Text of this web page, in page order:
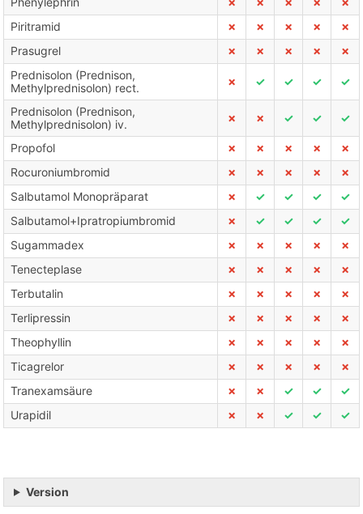
Piritramid
✗ ✗ ✗ ✗
✗
Prasugrel
✗ ✗ ✗ ✗
✗
Prednisolon (Prednison,
Methylprednisolon) rect.
✗ ✓ ✓ ✓ ✓
Prednisolon (Prednison,
Methylprednisolon) iv.
✗ ✗ ✓ ✓ ✓
Propofol ✗ ✗ ✗ ✗
✗
Rocuroniumbromid
✗ ✗ ✗ ✗
✗
Salbutamol Monopräparat
✗ ✓ ✓ ✓
✓
Salbutamol+Ipratropiumbromid
✗ ✓ ✓ ✓
✓
Sugammadex
✗ ✗ ✗ ✗
✗
Tenecteplase
✗ ✗ ✗ ✗
✗
Terbutalin
✗ ✗ ✗ ✗
✗
Terlipressin
✗ ✗ ✗ ✗
✗
Theophyllin
✗ ✗ ✗ ✗
✗
Ticagrelor
✗ ✗ ✗ ✗
✗
Tranexamsäure
✗ ✗ ✓ ✓
✓
Urapidil
✗ ✗ ✓ ✓ ✓
Version